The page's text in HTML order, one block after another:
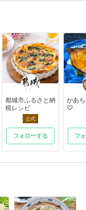
都城市ふるさと納
税レシピ
公式
フォローする
かあ
♡
フ